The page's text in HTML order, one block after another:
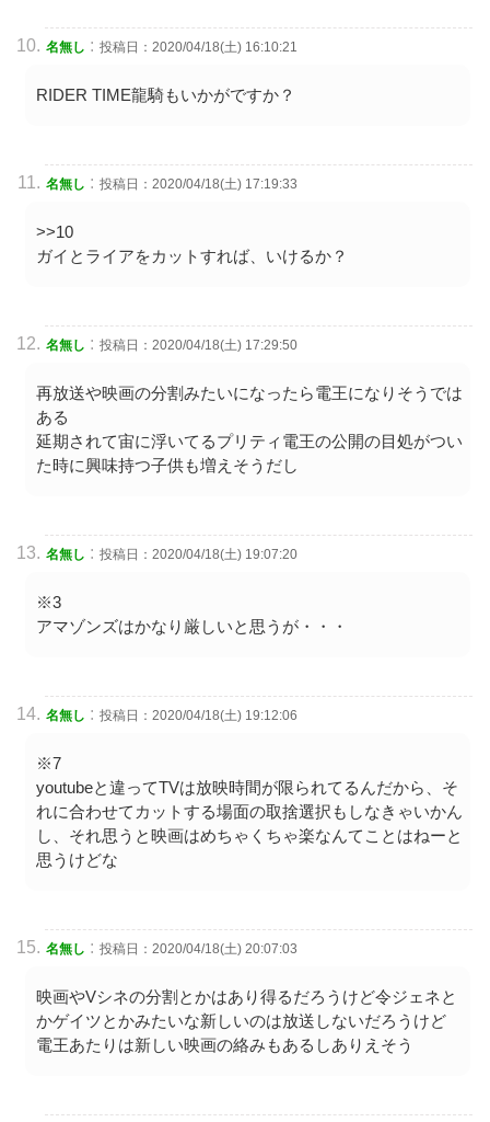
名無し : 投稿日：2020/04/18(土) 16:10:21
RIDER TIME龍騎もいかがですか？
名無し : 投稿日：2020/04/18(土) 17:19:33
>>10
ガイとライアをカットすれば、いけるか？
名無し : 投稿日：2020/04/18(土) 17:29:50
再放送や映画の分割みたいになったら電王になりそうでは
ある
延期されて宙に浮いてるプリティ電王の公開の目処がつい
た時に興味持つ子供も増えそうだし
名無し : 投稿日：2020/04/18(土) 19:07:20
※3
アマゾンズはかなり厳しいと思うが・・・
名無し : 投稿日：2020/04/18(土) 19:12:06
※7
youtubeと違ってTVは放映時間が限られてるんだから、そ
れに合わせてカットする場面の取捨選択もしなきゃいかん
し、それ思うと映画はめちゃくちゃ楽なんてことはねーと
思うけどな
名無し : 投稿日：2020/04/18(土) 20:07:03
映画やVシネの分割とかはあり得るだろうけど令ジェネと
かゲイツとかみたいな新しいのは放送しないだろうけど
電王あたりは新しい映画の絡みもあるしありえそう